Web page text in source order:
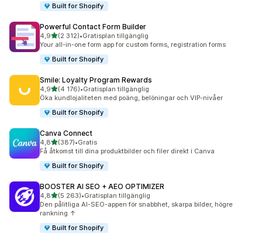
Built for Shopify
Powerful Contact Form Builder
4,9av 5 stjärnor
(2 312)
2312 recensioner totalt
•Gratisplan tillgänglig
Your all-in-one form app for custom forms, registration forms
Built for Shopify
Smile: Loyalty Program Rewards
4,9av 5 stjärnor
(4 176)
4176 recensioner totalt
•Gratisplan tillgänglig
Öka kundlojaliteten med poäng, belöningar och VIP-nivåer
Built for Shopify
Canva Connect
4,8av 5 stjärnor
(387)
387 recensioner totalt
•Gratis
Få åtkomst till dina produktbilder och filer direkt i Canva
Built for Shopify
BOOSTER AI SEO + AEO OPTIMIZER
4,8av 5 stjärnor
(5 263)
5263 recensioner totalt
•Gratisplan tillgänglig
Den pålitliga AI-SEO-appen för snabbhet, skarpa bilder, högre
rankning ↑
Built for Shopify